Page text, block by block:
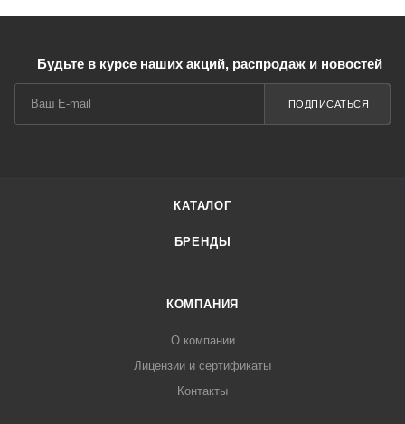
Будьте в курсе наших акций, распродаж и новостей
ПОДПИСАТЬСЯ
КАТАЛОГ
БРЕНДЫ
КОМПАНИЯ
О компании
Лицензии и сертификаты
Контакты